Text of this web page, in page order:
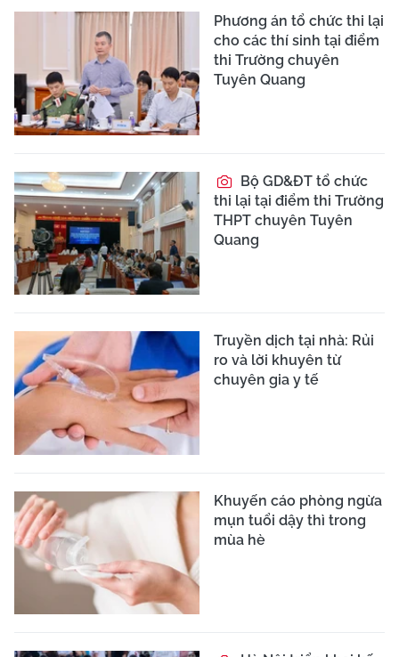
Phương án tổ chức thi lại
cho các thí sinh tại điểm
thi Trường chuyên
Tuyên Quang
Bộ GD&ĐT tổ chức
thi lại tại điểm thi Trường
THPT chuyên Tuyên
Quang
Truyền dịch tại nhà: Rủi
ro và lời khuyên từ
chuyên gia y tế
Khuyến cáo phòng ngừa
mụn tuổi dậy thì trong
mùa hè